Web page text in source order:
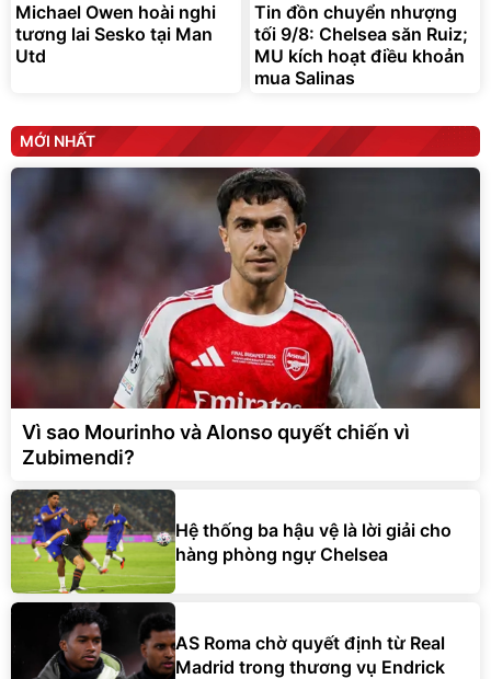
Michael Owen hoài nghi
tương lai Sesko tại Man
Utd
Tin đồn chuyển nhượng
tối 9/8: Chelsea săn Ruiz;
MU kích hoạt điều khoản
mua Salinas
MỚI NHẤT
Vì sao Mourinho và Alonso quyết chiến vì
Zubimendi?
Hệ thống ba hậu vệ là lời giải cho
hàng phòng ngự Chelsea
AS Roma chờ quyết định từ Real
Madrid trong thương vụ Endrick